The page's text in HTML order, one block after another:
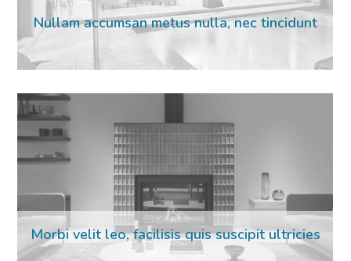
Nullam accumsan metus nulla, nec tincidunt
Morbi velit leo, facilisis quis suscipit ultricies